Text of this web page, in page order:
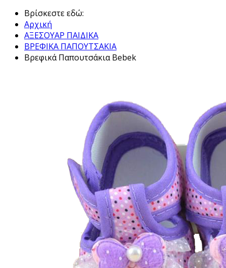
Βρίσκεστε εδώ:
Αρχική
ΑΞΕΣΟΥΑΡ ΠΑΙΔΙΚΑ
ΒΡΕΦΙΚΑ ΠΑΠΟΥΤΣΑΚΙΑ
Βρεφικά Παπουτσάκια Bebek